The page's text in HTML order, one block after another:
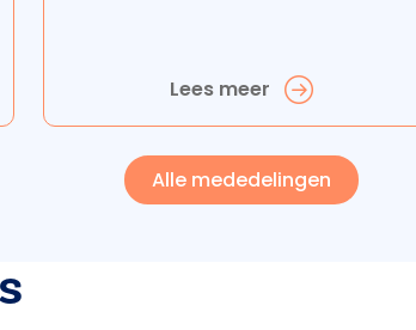
Lees meer
Alle mededelingen